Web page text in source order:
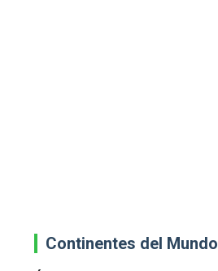
Continentes del Mundo